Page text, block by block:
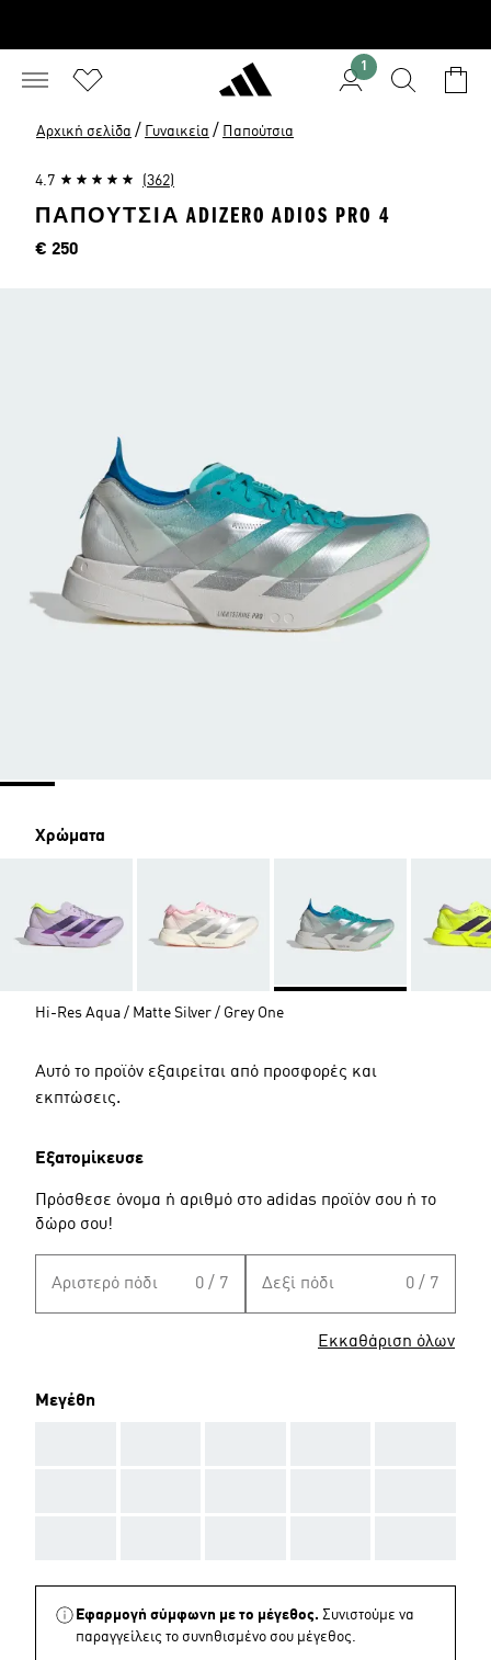
1
Αρχική σελίδα / Γυναικεία / Παπούτσια
4.7 (362)
ΠΑΠΟΥΤΣΙΑ ADIZERO ADIOS PRO 4
Τιμή
€ 250
Χρώματα
Hi-Res Aqua / Matte Silver / Grey One
Αυτό το προϊόν εξαιρείται από προσφορές και
εκπτώσεις.
Εξατομίκευσε
Πρόσθεσε όνομα ή αριθμό στο adidas προϊόν σου ή το
δώρο σου!
Αριστερό πόδι 0 / 7 Δεξί πόδι 0 / 7
Εκκαθάριση όλων
Μεγέθη
Εφαρμογή σύμφωνη με το μέγεθος. Συνιστούμε να
παραγγείλεις το συνηθισμένο σου μέγεθος.